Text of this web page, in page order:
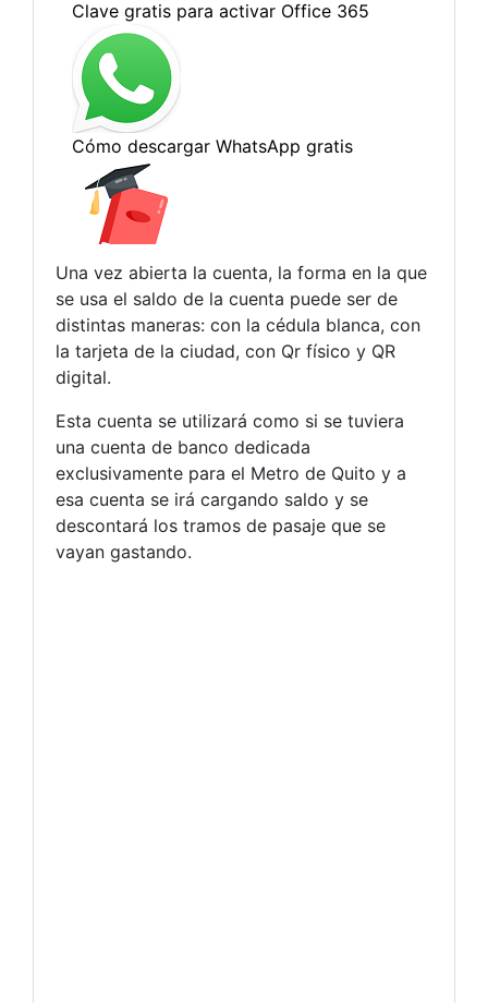
Una vez abierta la cuenta, la forma en la que
se usa el saldo de la cuenta puede ser de
distintas maneras: con la cédula blanca, con
la tarjeta de la ciudad, con Qr físico y QR
digital.
Esta cuenta se utilizará como si se tuviera
una cuenta de banco dedicada
exclusivamente para el Metro de Quito y a
esa cuenta se irá cargando saldo y se
descontará los tramos de pasaje que se
vayan gastando.